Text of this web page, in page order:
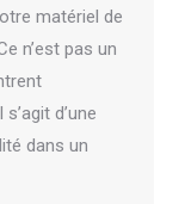
matériel de
n’est pas un
d’une
dans un